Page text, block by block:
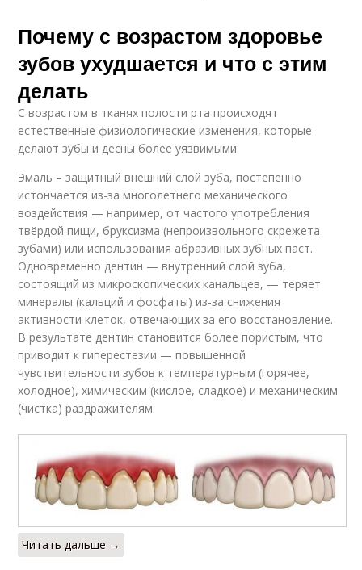
Почему с возрастом здоровье
зубов ухудшается и что с этим
делать
С возрастом в тканях полости рта происходят
естественные физиологические изменения, которые
делают зубы и дёсны более уязвимыми.
Эмаль – защитный внешний слой зуба, постепенно
истончается из-за многолетнего механического
воздействия — например, от частого употребления
твёрдой пищи, бруксизма (непроизвольного скрежета
зубами) или использования абразивных зубных паст.
Одновременно дентин — внутренний слой зуба,
состоящий из микроскопических канальцев, — теряет
минералы (кальций и фосфаты) из-за снижения
активности клеток, отвечающих за его восстановление.
В результате дентин становится более пористым, что
приводит к гиперестезии — повышенной
чувствительности зубов к температурным (горячее,
холодное), химическим (кислое, сладкое) и механическим
(чистка) раздражителям.
Читать дальше →